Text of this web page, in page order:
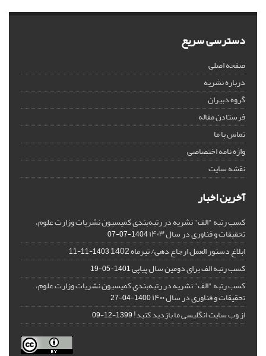
دسترسی سریع
صفحه اصلی
درباره نشریه
گروه دبیران
فرستادن مقاله
تماس با ما
واژه نامه اختصاصی
نقشه سایت
آخرین اخبار
کسب رتبه "الف" نشریه در رتبه‌بندی کمیسیون نشریات وزارت علوم،
تحقیقات و فناوری در سال ۱۴۰۳ 1404-07-07
ابلاغ دستور العمل ارجاع دهی/ تیرماه 1402 1403-11-11
کسب رتبه الف برای دومین سال پیاپی1401-05-19
کسب رتبه "الف" نشریه در رتبه‌بندی کمیسیون نشریات وزارت علوم،
تحقیقات و فناوری در سال ۱۴۰۰ 1400-04-27
از وب سایت انگلیسی ما بازدید کنید!1399-12-09